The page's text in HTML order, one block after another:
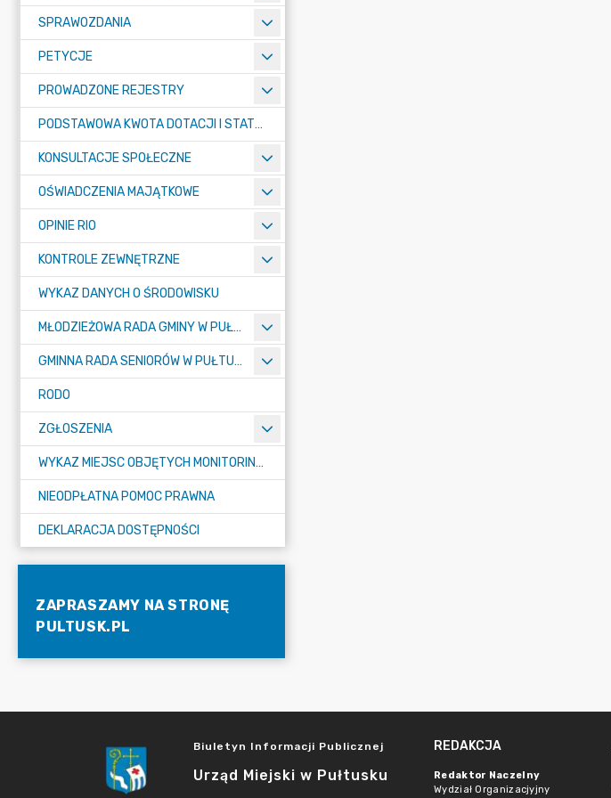
SPRAWOZDANIA
PETYCJE
PROWADZONE REJESTRY
PODSTAWOWA KWOTA DOTACJI I STATYSTYCZNA LICZBA UCZNIÓW
KONSULTACJE SPOŁECZNE
OŚWIADCZENIA MAJĄTKOWE
OPINIE RIO
KONTROLE ZEWNĘTRZNE
WYKAZ DANYCH O ŚRODOWISKU
MŁODZIEŻOWA RADA GMINY W PUŁTUSKU
GMINNA RADA SENIORÓW W PUŁTUSKU
RODO
ZGŁOSZENIA
WYKAZ MIEJSC OBJĘTYCH MONITORINGIEM
NIEODPŁATNA POMOC PRAWNA
DEKLARACJA DOSTĘPNOŚCI
ZAPRASZAMY NA STRONĘ
PULTUSK.PL
Biuletyn Informacji Publicznej
Urząd Miejski w Pułtusku
REDAKCJA
Redaktor Naczelny
Wydział Organizacjyjny